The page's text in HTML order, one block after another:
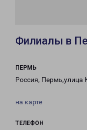
Филиалы в
ПЕРМЬ
Россия, Пермь,улица
на карте
ТЕЛЕФОН